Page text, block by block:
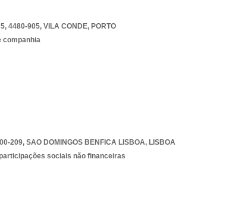
4480-905, VILA CONDE, PORTO
companhia
209, SAO DOMINGOS BENFICA LISBOA, LISBOA
sociais não financeiras